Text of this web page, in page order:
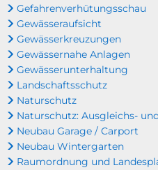
Gefahrenverhütungsschau
Gewässeraufsicht
Gewässerkreuzungen
Gewässernahe Anlagen
Gewässerunterhaltung
Landschaftsschutz
Naturschutz
Naturschutz: Ausgleichs-
Neubau Garage / Carport
Neubau Wintergarten
Raumordnung und